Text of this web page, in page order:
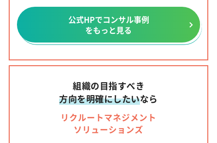
公式HPでコンサル事例
をもっと見る
組織の目指すべき
方向を明確にしたいなら
リクルートマネジメント
ソリューションズ